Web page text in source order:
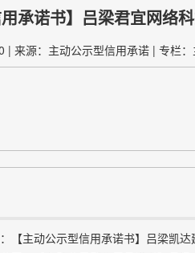
用承诺书】吕梁君宜网络
| 来源：主动公示型信用承诺 | 专栏
【主动公示型信用承诺书】吕梁凯